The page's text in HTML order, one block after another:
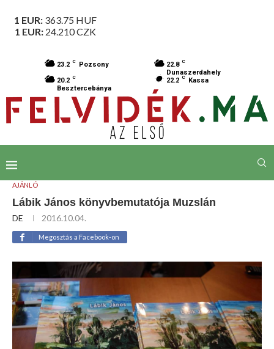
1 EUR: 363.75 HUF
1 EUR: 24.210CZK
23.2 C Pozsony 22.8 C
Dunaszerdahely
20.2 C
Besztercebánya
22.2 C Kassa
AJÁNLÓ
Lábik János könyvbemutatója Muzslán
DE 2016.10.04.
Megosztás a Facebook-on